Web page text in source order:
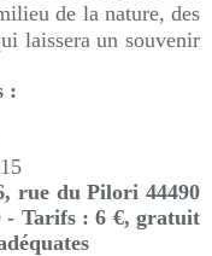
de la nature, des
laissera un souvenir
:
rue du Pilori 44490
- Tarifs : 6 €, gratuit